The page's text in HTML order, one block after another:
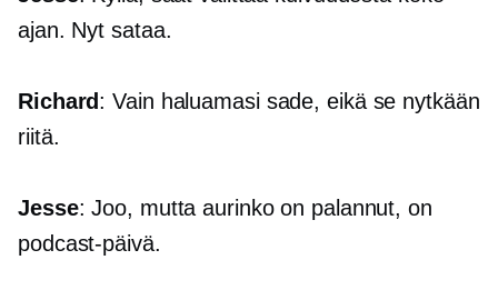
ajan. Nyt sataa.
Richard: Vain haluamasi sade, eikä se nytkään
riitä.
Jesse: Joo, mutta aurinko on palannut, on
podcast-päivä.